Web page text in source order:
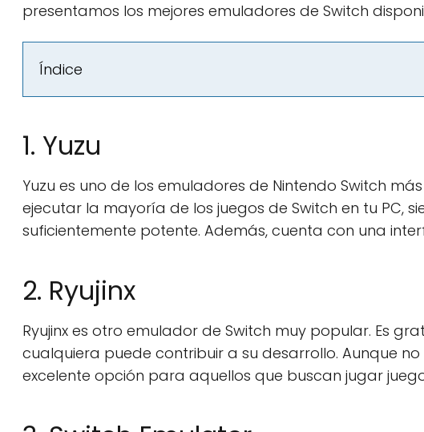
presentamos los mejores emuladores de Switch
Índice
1. Yuzu
Yuzu es uno de los emuladores de Nintendo Switch
ejecutar la mayoría de los juegos de Switch en tu PC,
suficientemente potente. Además, cuenta con una
2. Ryujinx
Ryujinx es otro emulador de Switch muy popular. Es
cualquiera puede contribuir a su desarrollo. Aunque
excelente opción para aquellos que buscan jugar